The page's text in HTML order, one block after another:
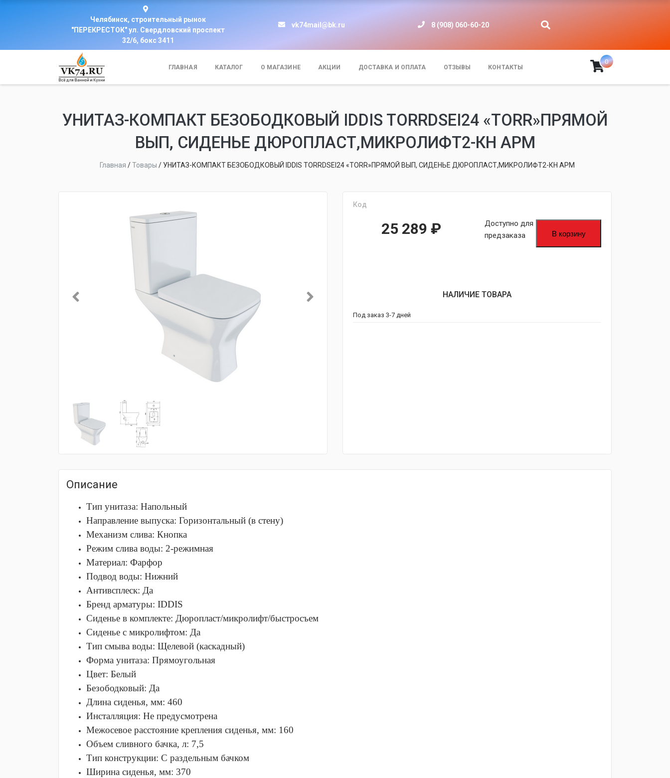
Челябинск, строительный рынок
"ПЕРЕКРЕСТОК" ул. Свердловский проспект
32/6, бокс 3411
vk74mail@bk.ru 8 (908) 060-60-20
ГЛАВНАЯ КАТАЛОГ О МАГАЗИНЕ АКЦИИ ДОСТАВКА И ОПЛАТА ОТЗЫВЫ КОНТАКТЫ
0
УНИТАЗ-КОМПАКТ БЕЗОБОДКОВЫЙ IDDIS TORRDSEI24 «TORR»ПРЯМОЙ
ВЫП, СИДЕНЬЕ ДЮРОПЛАСТ,МИКРОЛИФТ2-КН АРМ
Главная /Товары / УНИТАЗ-КОМПАКТ БЕЗОБОДКОВЫЙ IDDIS TORRDSEI24 «TORR»ПРЯМОЙ ВЫП, СИДЕНЬЕ ДЮРОПЛАСТ,МИКРОЛИФТ2-КН АРМ
Код
25 289 ₽
Доступно для
предзаказа
В корзину
НАЛИЧИЕ ТОВАРА
Под заказ 3-7 дней
Описание
Тип унитаза: Напольный
Направление выпуска: Горизонтальный (в стену)
Механизм слива: Кнопка
Режим слива воды: 2-режимная
Материал: Фарфор
Подвод воды: Нижний
Антивсплеск: Да
Бренд арматуры: IDDIS
Сиденье в комплекте: Дюропласт/микролифт/быстросъем
Сиденье с микролифтом: Да
Тип смыва воды: Щелевой (каскадный)
Форма унитаза: Прямоугольная
Цвет: Белый
Безободковый: Да
Длина сиденья, мм: 460
Инсталляция: Не предусмотрена
Межосевое расстояние крепления сиденья, мм: 160
Объем сливного бачка, л: 7,5
Тип конструкции: С раздельным бачком
Ширина сиденья, мм: 370